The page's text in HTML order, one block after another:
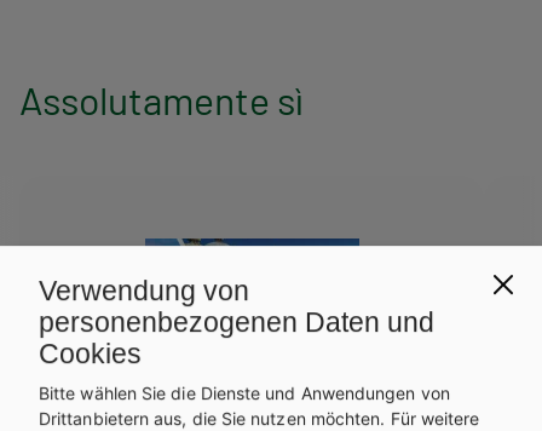
Assolutamente sì
Verwendung von
personenbezogenen Daten und
Cookies
Bitte wählen Sie die Dienste und Anwendungen von
Drittanbietern aus, die Sie nutzen möchten. Für weitere